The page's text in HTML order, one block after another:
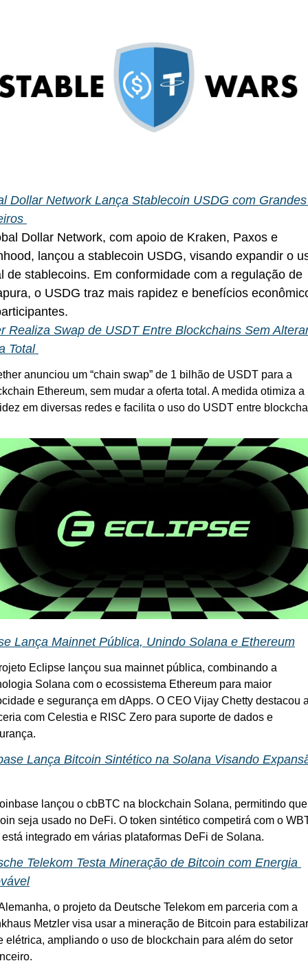
Dollar Network Lança Stablecoin USDG com Grandes
Dollar Network, com apoio de Kraken, Paxos e
lançou a stablecoin USDG, visando expandir o
de stablecoins. Em conformidade com a regulação de
o USDG traz mais rapidez e benefícios
Realiza Swap de USDT Entre Blockchains Sem
Total
anunciou um “chain swap” de 1 bilhão de USDT para a
Ethereum, sem mudar a oferta total. A medida otimiza a
em diversas redes e facilita o uso do USDT entre
Lança Mainnet Pública, Unindo Solana e Ethereum
Eclipse lançou sua mainnet pública, combinando a
Solana com o ecossistema Ethereum para maior
e segurança em dApps. O CEO Vijay Chetty destacou
com Celestia e RISC Zero para suporte de dados e
Lança Bitcoin Sintético na Solana Visando
lançou o cbBTC na blockchain Solana, permitindo
seja usado no DeFi. O token sintético competirá com o
integrado em várias plataformas DeFi de Solana.
Telekom Testa Mineração de Bitcoin com Energia
o projeto da Deutsche Telekom em parceria com a
Metzler visa usar a mineração de Bitcoin para
elétrica, ampliando o uso de blockchain para além do setor